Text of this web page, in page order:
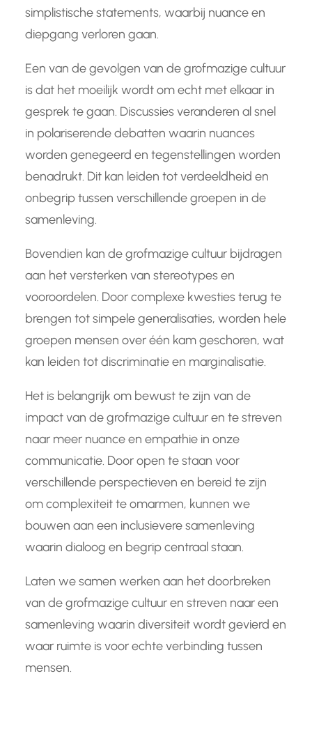
simplistische statements, waarbij nuance en
diepgang verloren gaan.
Een van de gevolgen van de grofmazige cultuur
is dat het moeilijk wordt om echt met elkaar in
gesprek te gaan. Discussies veranderen al snel
in polariserende debatten waarin nuances
worden genegeerd en tegenstellingen worden
benadrukt. Dit kan leiden tot verdeeldheid en
onbegrip tussen verschillende groepen in de
samenleving.
Bovendien kan de grofmazige cultuur bijdragen
aan het versterken van stereotypes en
vooroordelen. Door complexe kwesties terug te
brengen tot simpele generalisaties, worden hele
groepen mensen over één kam geschoren, wat
kan leiden tot discriminatie en marginalisatie.
Het is belangrijk om bewust te zijn van de
impact van de grofmazige cultuur en te streven
naar meer nuance en empathie in onze
communicatie. Door open te staan voor
verschillende perspectieven en bereid te zijn
om complexiteit te omarmen, kunnen we
bouwen aan een inclusievere samenleving
waarin dialoog en begrip centraal staan.
Laten we samen werken aan het doorbreken
van de grofmazige cultuur en streven naar een
samenleving waarin diversiteit wordt gevierd en
waar ruimte is voor echte verbinding tussen
mensen.